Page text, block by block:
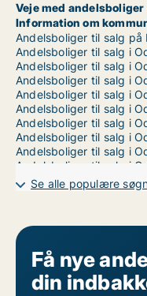
Veje med
Information om
Andelsboliger til salg på
Andelsboliger til salg i
Andelsboliger til salg i
Andelsboliger til salg i
Andelsboliger til salg i
Andelsboliger til salg i
Andelsboliger til salg i
Andelsboliger til salg i
Andelsboliger til salg i
Andelsboliger til salg i
Se alle populære
Få nye
din